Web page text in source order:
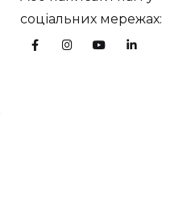
соціальних мережах: